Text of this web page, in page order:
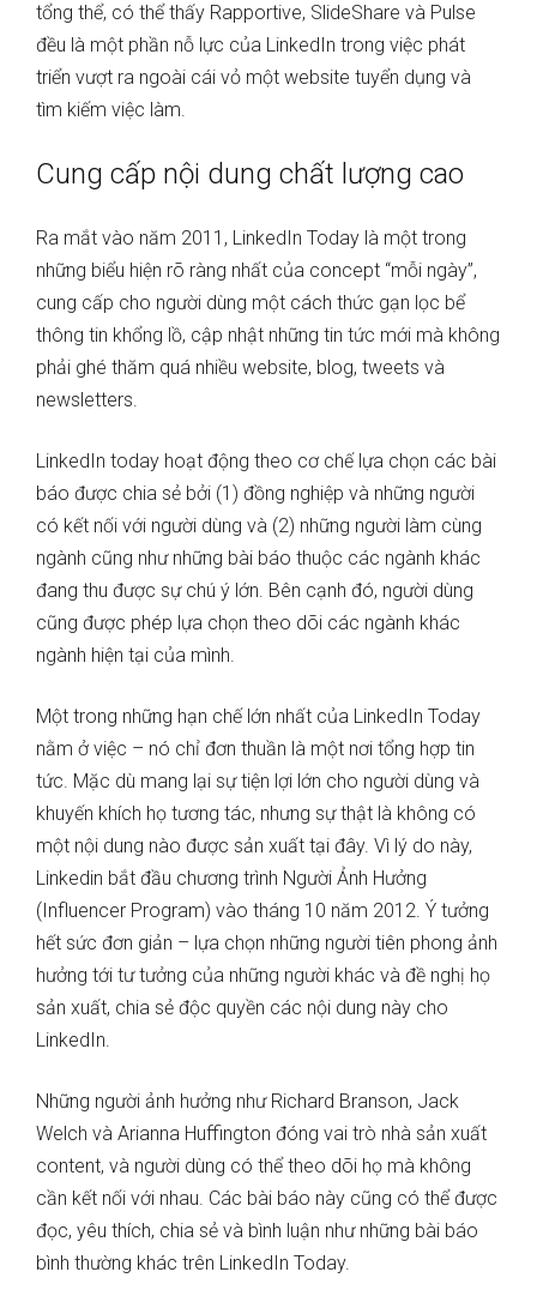
tổng thể, có thể thấy Rapportive, SlideShare và Pulse
đều là một phần nỗ lực của LinkedIn trong việc phát
triển vượt ra ngoài cái vỏ một website tuyển dụng và
tìm kiếm việc làm.
Cung cấp nội dung chất lượng cao
Ra mắt vào năm 2011, LinkedIn Today là một trong
những biểu hiện rõ ràng nhất của concept “mỗi ngày”,
cung cấp cho người dùng một cách thức gạn lọc bể
thông tin khổng lồ, cập nhật những tin tức mới mà không
phải ghé thăm quá nhiều website, blog, tweets và
newsletters.
LinkedIn today hoạt động theo cơ chế lựa chọn các bài
báo được chia sẻ bởi (1) đồng nghiệp và những người
có kết nối với người dùng và (2) những người làm cùng
ngành cũng như những bài báo thuộc các ngành khác
đang thu được sự chú ý lớn. Bên cạnh đó, người dùng
cũng được phép lựa chọn theo dõi các ngành khác
ngành hiện tại của mình.
Một trong những hạn chế lớn nhất của LinkedIn Today
nằm ở việc – nó chỉ đơn thuần là một nơi tổng hợp tin
tức. Mặc dù mang lại sự tiện lợi lớn cho người dùng và
khuyến khích họ tương tác, nhưng sự thật là không có
một nội dung nào được sản xuất tại đây. Vì lý do này,
Linkedin bắt đầu chương trình Người Ảnh Hưởng
(Influencer Program) vào tháng 10 năm 2012. Ý tưởng
hết sức đơn giản – lựa chọn những người tiên phong ảnh
hưởng tới tư tưởng của những người khác và đề nghị họ
sản xuất, chia sẻ độc quyền các nội dung này cho
LinkedIn.
Những người ảnh hưởng như Richard Branson, Jack
Welch và Arianna Huffington đóng vai trò nhà sản xuất
content, và người dùng có thể theo dõi họ mà không
cần kết nối với nhau. Các bài báo này cũng có thể được
đọc, yêu thích, chia sẻ và bình luận như những bài báo
bình thường khác trên LinkedIn Today.